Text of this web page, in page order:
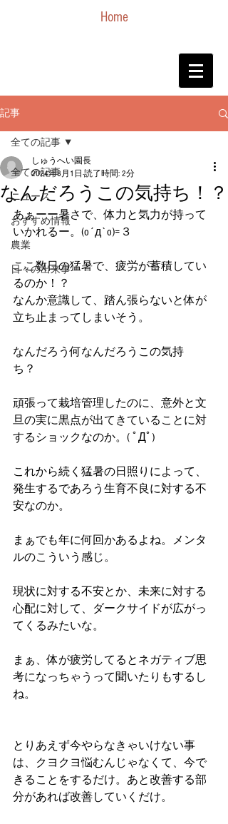
Home
記事
全ての記事
ニュース
おすすめ情報
農業
日々の出来事
全ての記事
なんだろうこの気持ち！？
しゅうへい園長
2024年8月1日 読了時間: 2分
あぁーー暑さで、体力と気力が持って
いかれるー。(o´д`o)=３
ここ数日の猛暑で、疲労が蓄積してい
るのか！？
なんか意識して、踏ん張らないと体が
立ち止まってしまいそう。
なんだろう何なんだろうこの気持
ち？
頑張って栽培管理したのに、意外と文
旦の実に黒点が出てきていることに対
するショックなのか。( ﾟДﾟ)
これから続く猛暑の日照りによって、
発生するであろう生育不良に対する不
安なのか。
まぁでも年に何回かあるよね。メンタ
ルのこういう感じ。
現状に対する不安とか、未来に対する
心配に対して、ダークサイドが広がっ
てくるみたいな。
まぁ、体が疲労してるとネガティブ思
考になっちゃうって聞いたりもするし
ね。
とりあえず今やらなきゃいけない事
は、クヨクヨ悩むんじゃなくて、今で
きることをするだけ。あと改善する部
分があれば改善していくだけ。